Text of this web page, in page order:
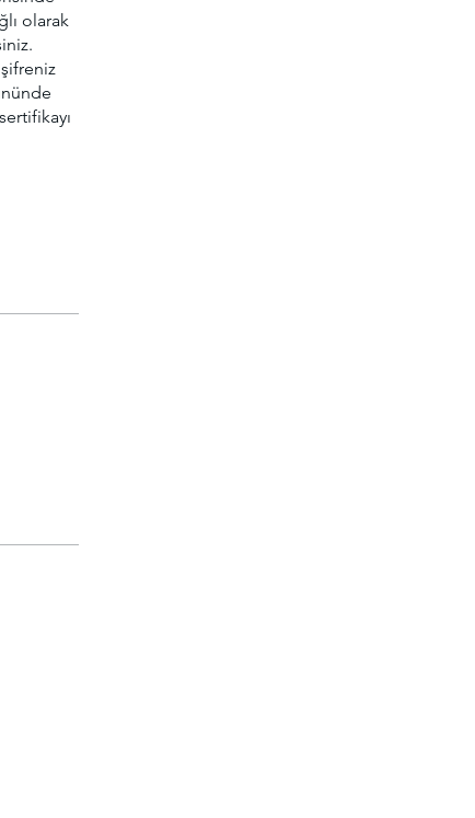
olarak